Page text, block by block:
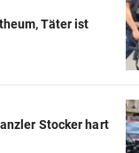
Täter ist
Stocker hart